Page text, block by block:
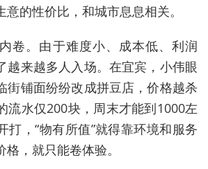
的性价比，和城市息息相关。
卷。由于难度小、成本低、利润
越来越多人入场。在宜宾，小伟眼
街铺面纷纷改成拼豆店，价格越杀
流水仅200块，周末才能到1000左
打，“物有所值”就得靠环境和服务
，就只能卷体验。